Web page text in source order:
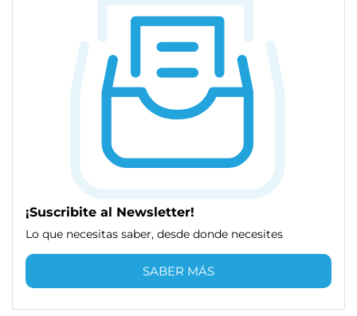
¡Suscribite al Newsletter!
Lo que necesitas saber, desde donde necesites
SABER MÁS